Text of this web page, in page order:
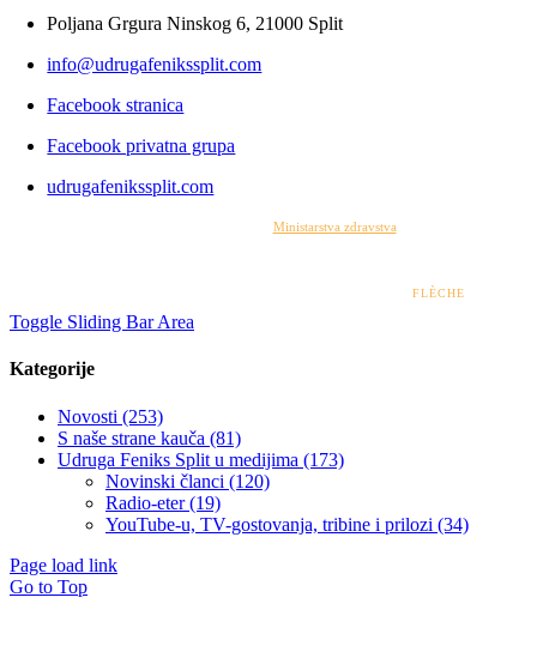
Poljana Grgura Ninskog 6, 21000 Split
info@udrugafenikssplit.com
Facebook stranica
Facebook privatna grupa
udrugafenikssplit.com
Ministarstva zdravstva
FLÈCHE
Toggle Sliding Bar Area
Kategorije
Novosti (253)
S naše strane kauča (81)
Udruga Feniks Split u medijima (173)
Novinski članci (120)
Radio-eter (19)
YouTube-u, TV-gostovanja, tribine i prilozi (34)
Page load link
Go to Top